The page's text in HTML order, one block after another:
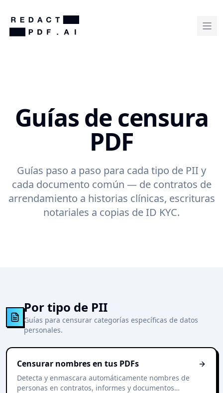
Guías de censura
PDF
Guías paso a paso para cada tipo de PII y
cada documento común — de contratos de
arrendamiento a historias clínicas, escrituras
notariales a copias de ID KYC.
Por tipo de PII
Guías para censurar categorías específicas de datos
personales.
Censurar nombres en tus PDFs
Detecta y enmascara automáticamente nombres de
personas en contratos, informes y documentos